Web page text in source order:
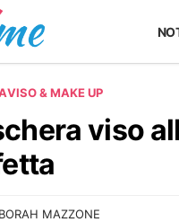
VISO & MAKE UP
viso
MAZZONE